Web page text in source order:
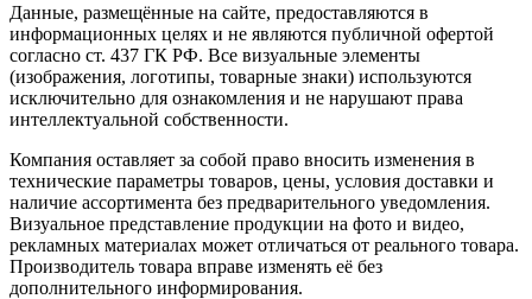
Данные, размещённые на сайте, предоставляются в
информационных целях и не являются публичной офертой
согласно ст. 437 ГК РФ. Все визуальные элементы
(изображения, логотипы, товарные знаки) используются
исключительно для ознакомления и не нарушают права
интеллектуальной собственности.
Компания оставляет за собой право вносить изменения в
технические параметры товаров, цены, условия доставки и
наличие ассортимента без предварительного уведомления.
Визуальное представление продукции на фото и видео,
рекламных материалах может отличаться от реального товара.
Производитель товара вправе изменять её без
дополнительного информирования.